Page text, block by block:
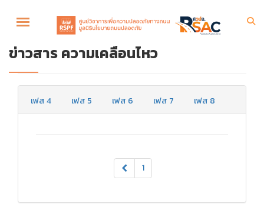
ข่าวสาร ความเคลื่อนไหว
เฟส 4 เฟส 5 เฟส 6 เฟส 7 เฟส 8
1